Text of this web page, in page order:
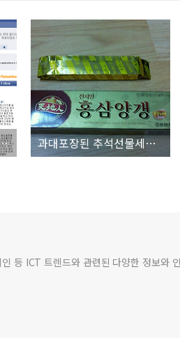
급부상하고 있는 페이스북! 과대포장된 추석선물세트! 소비자 우롱도 정도껏 해야지~
등 ICT 트렌드와 관련된 다양한 정보와